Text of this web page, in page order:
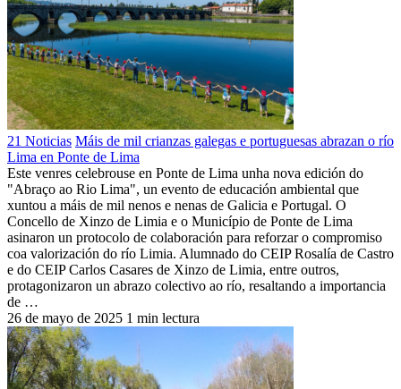
21 Noticias Máis de mil crianzas galegas e portuguesas abrazan o río
Lima en Ponte de Lima
Este venres celebrouse en Ponte de Lima unha nova edición do
"Abraço ao Rio Lima", un evento de educación ambiental que
xuntou a máis de mil nenos e nenas de Galicia e Portugal. O
Concello de Xinzo de Limia e o Município de Ponte de Lima
asinaron un protocolo de colaboración para reforzar o compromiso
coa valorización do río Limia. Alumnado do CEIP Rosalía de Castro
e do CEIP Carlos Casares de Xinzo de Limia, entre outros,
protagonizaron un abrazo colectivo ao río, resaltando a importancia
de …
26 de mayo de 2025 1 min lectura